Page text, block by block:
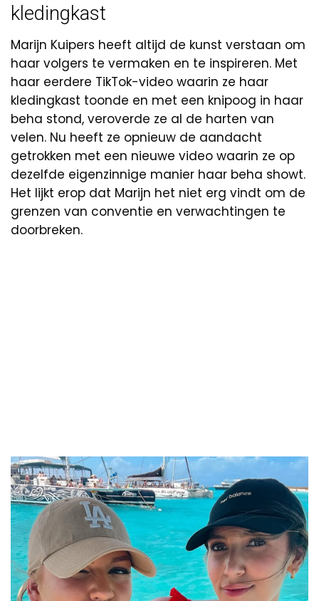
kledingkast
Marijn Kuipers heeft altijd de kunst verstaan om
haar volgers te vermaken en te inspireren. Met
haar eerdere TikTok-video waarin ze haar
kledingkast toonde en met een knipoog in haar
beha stond, veroverde ze al de harten van
velen. Nu heeft ze opnieuw de aandacht
getrokken met een nieuwe video waarin ze op
dezelfde eigenzinnige manier haar beha showt.
Het lijkt erop dat Marijn het niet erg vindt om de
grenzen van conventie en verwachtingen te
doorbreken.